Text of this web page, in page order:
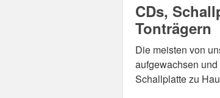
CDs,
Tonträgern
Die meisten von
aufgewachsen
Schallplatte zu